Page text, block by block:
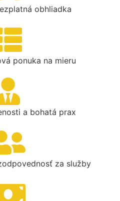
obhliadka
ponuka na mieru
a bohatá prax
za služby